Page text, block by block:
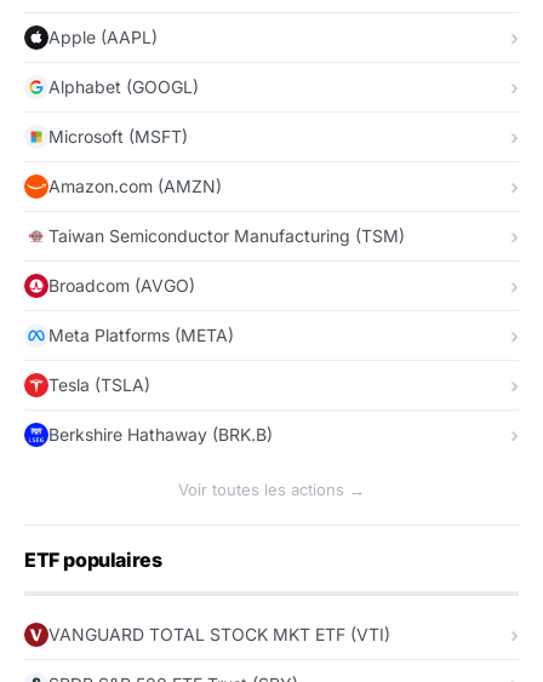
Apple (AAPL)
Alphabet (GOOGL)
Microsoft (MSFT)
Amazon.com (AMZN)
Taiwan Semiconductor Manufacturing (TSM)
Broadcom (AVGO)
Meta Platforms (META)
Tesla (TSLA)
Berkshire Hathaway (BRK.B)
Voir toutes les actions →
ETF populaires
VANGUARD TOTAL STOCK MKT ETF (VTI)